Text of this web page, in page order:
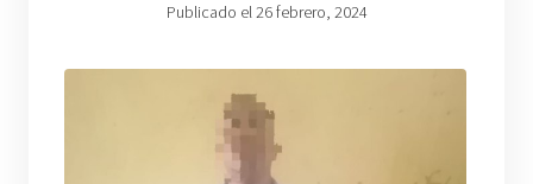
Publicado el 26 febrero, 2024